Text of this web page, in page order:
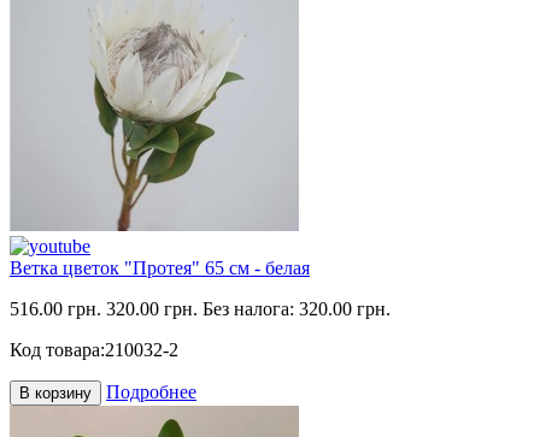
Ветка цветок "Протея" 65 см - белая
516.00 грн. 320.00 грн. Без налога: 320.00 грн.
Код товара:210032-2
В корзину Подробнее